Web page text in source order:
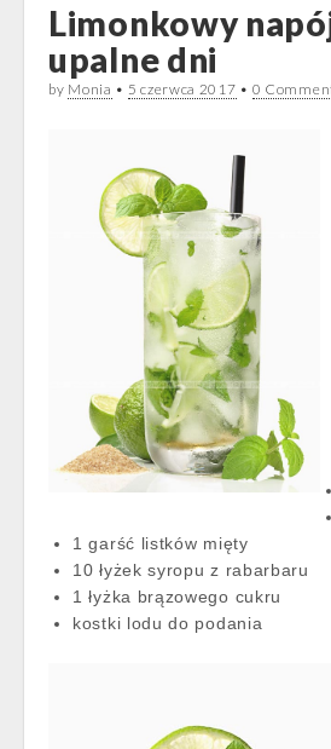
Limonkowy
upalne dni
by Monia • 5 czerwca 2017 • 0
1 garść listków mięty
10 łyżek syropu z rabarbaru
1 łyżka brązowego cukru
kostki lodu do podania